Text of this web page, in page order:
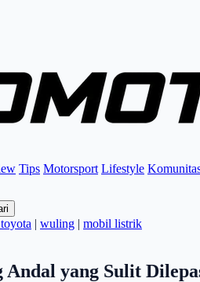
Tips Motorsport Lifestyle
| wuling | mobil listrik
yang Sulit